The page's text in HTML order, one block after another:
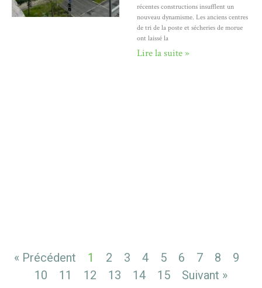
récentes constructions insufflent un
nouveau dynamisme. Les anciens centres
de tri de la poste et sécheries de morue
ont laissé la
Lire la suite »
« Précédent 1 2 3 4 5 6 7 8
9
10
11 12 13 14 15 Suivant »